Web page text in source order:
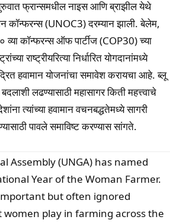
फ्रान्समधील नाइस आणि ब्राझील येथे
कॉन्फरन्स (UNOC3) दरम्यान झाली. बेलेम,
व्या कॉन्फरन्स ऑफ पार्टीज (COP30) च्या
राष्ट्रीयरित्या निर्धारित योगदानांमध्ये
हवामान योजनांचा समावेश करायचा आहे. ब्लू
लढण्यासाठी महासागर किती महत्त्वाचे
त्यांच्या हवामान वचनबद्धतेमध्ये सागरी
पावले समाविष्ट करण्यास सांगते.
Assembly (UNGA) has named
Year of the Woman Farmer.
but often ignored
play in farming across the